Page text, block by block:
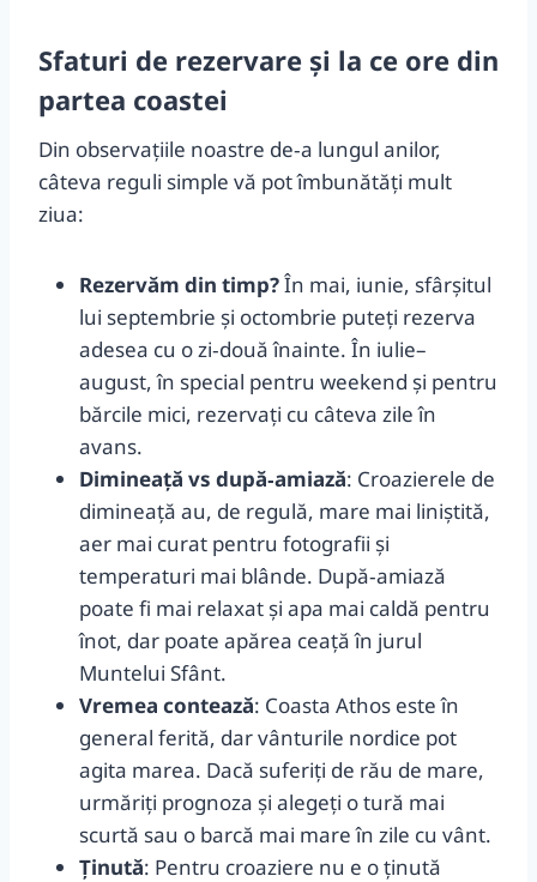
Sfaturi de rezervare și la ce ore din
partea coastei
Din observațiile noastre de‑a lungul anilor,
câteva reguli simple vă pot îmbunătăți mult
ziua:
Rezervăm din timp?În mai, iunie, sfârșitul
lui septembrie și octombrie puteți rezerva
adesea cu o zi‑două înainte. În iulie–
august, în special pentru weekend și pentru
bărcile mici, rezervați cu câteva zile în
avans.
Dimineață vs după‑amiază: Croazierele de
dimineață au, de regulă, mare mai liniștită,
aer mai curat pentru fotografii și
temperaturi mai blânde. După‑amiază
poate fi mai relaxat și apa mai caldă pentru
înot, dar poate apărea ceață în jurul
Muntelui Sfânt.
Vremea contează: Coasta Athos este în
general ferită, dar vânturile nordice pot
agita marea. Dacă suferiți de rău de mare,
urmăriți prognoza și alegeți o tură mai
scurtă sau o barcă mai mare în zile cu vânt.
Ținută: Pentru croaziere nu e o ținută